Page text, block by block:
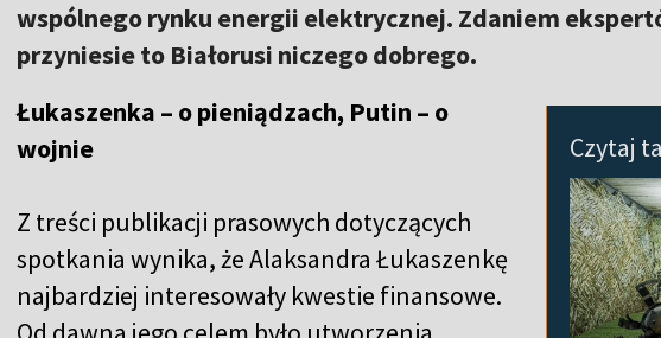
wspólnego rynku energii elektrycznej. Zdaniem
przyniesie to Białorusi niczego dobrego.
Czytaj
Łukaszenka – o pieniądzach, Putin – o
wojnie
Z treści publikacji prasowych dotyczących
spotkania wynika, że Alaksandra Łukaszenkę
najbardziej interesowały kwestie finansowe.